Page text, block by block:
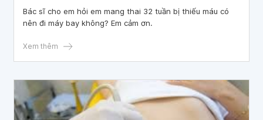
Bác sĩ cho em hỏi em mang thai 32 tuần bị thiếu máu có
nên đi máy bay không? Em cảm ơn.
Xem thêm